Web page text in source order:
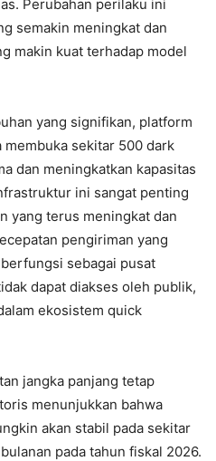
Perubahan perilaku ini
semakin meningkat dan
makin kuat terhadap model
yang signifikan, platform
sekitar 500 dark
dan meningkatkan kapasitas
ini sangat penting
yang terus meningkat dan
pengiriman yang
sebagai pusat
dapat diakses oleh publik,
ekosistem quick
jangka panjang tetap
menunjukkan bahwa
akan stabil pada sekitar
pada tahun fiskal 2026.